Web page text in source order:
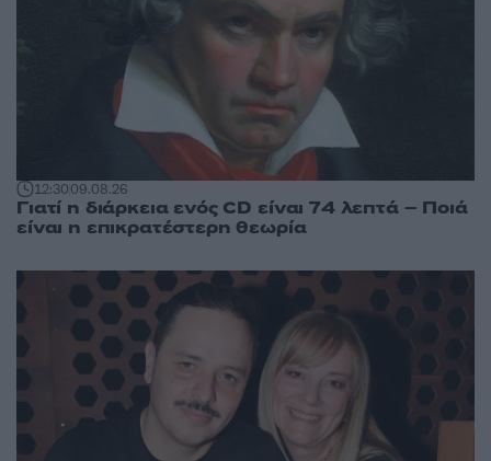
12:3009.08.26
Γιατί η διάρκεια ενός CD είναι 74 λεπτά – Ποιά
είναι η επικρατέστερη θεωρία